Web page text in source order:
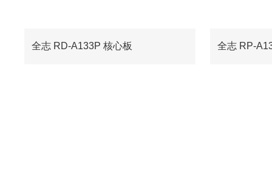
全志 RD-A133P 核心板 全志 RP-